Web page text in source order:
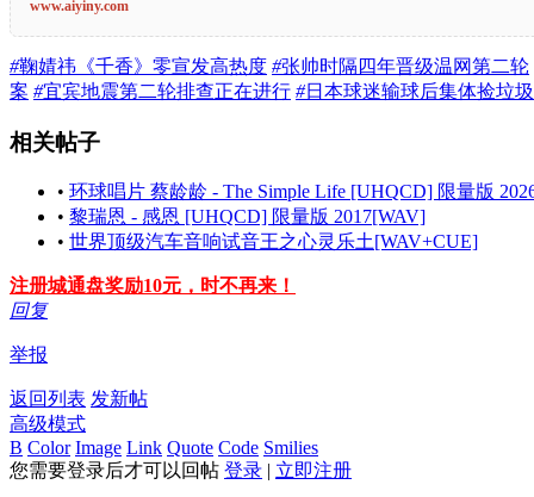
www.aiyiny.com
#鞠婧祎《千香》零宣发高热度 #张帅时隔四年晋级温网第二轮
案 #宜宾地震第二轮排查正在进行 #日本球迷输球后集体捡垃圾
相关帖子
• 环球唱片 蔡龄龄 - The Simple Life [UHQCD] 限量版
• 黎瑞恩 - 感恩 [UHQCD] 限量版 2017[WAV]
• 世界顶级汽车音响试音王之心灵乐土[WAV+CUE]
注册城通盘奖励10元，时不再来！
回复
举报
返回列表 发新帖
高级模式
B Color Image Link Quote Code Smilies
您需要登录后才可以回帖 登录 | 立即注册